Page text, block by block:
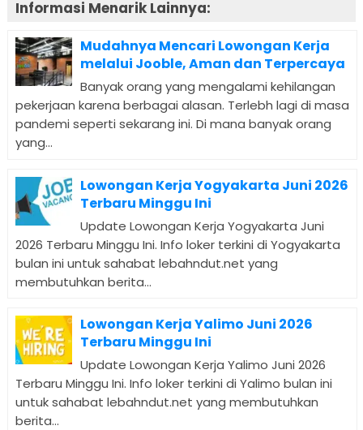
Informasi Menarik Lainnya:
Mudahnya Mencari Lowongan Kerja
melalui Jooble, Aman dan Terpercaya
Banyak orang yang mengalami kehilangan
pekerjaan karena berbagai alasan. Terlebh lagi di masa
pandemi seperti sekarang ini. Di mana banyak orang
yang...
Lowongan Kerja Yogyakarta Juni 2026
Terbaru Minggu Ini
Update Lowongan Kerja Yogyakarta Juni
2026 Terbaru Minggu Ini. Info loker terkini di Yogyakarta
bulan ini untuk sahabat lebahndut.net yang
membutuhkan berita...
Lowongan Kerja Yalimo Juni 2026
Terbaru Minggu Ini
Update Lowongan Kerja Yalimo Juni 2026
Terbaru Minggu Ini. Info loker terkini di Yalimo bulan ini
untuk sahabat lebahndut.net yang membutuhkan
berita...